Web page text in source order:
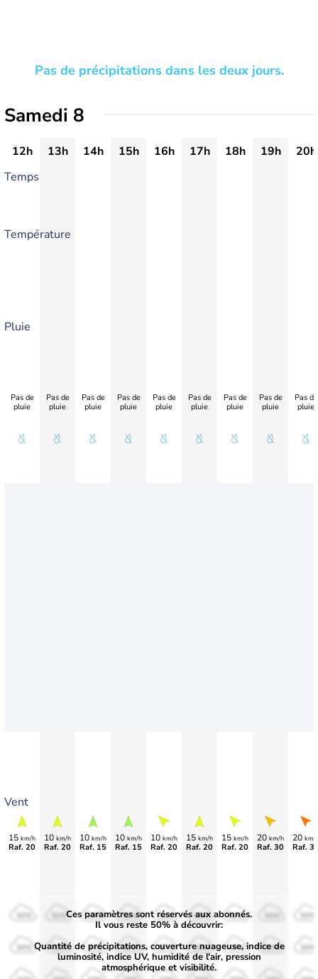
Pas de précipitations dans les deux jours.
Samedi 8
12h 13h 14h 15h 16h 17h 18h 19h
20h
Temps
Température
Pluie
Vent
Pas de
pluie
15 km/h
Raf. 20
Pas de
pluie
10 km/h
Raf. 20
Pas de
pluie
10 km/h
Raf. 15
Pas de
pluie
10 km/h
Raf. 15
Pas de
pluie
10 km/h
Raf. 20
Pas de
pluie
15 km/h
Raf. 20
Pas de
pluie
15 km/h
Raf. 20
Pas de
pluie
20 km/h
Raf. 30
Pas de
pluie
20 km/
Raf.
50%
30%
50%
30%
50%
30%
50%
30%
50%
30%
50%
30%
50%
30% 30% 30%
Ces paramètres sont réservés aux abonnés.
Il vous reste 50% à découvrir:
Quantité de précipitations, couverture nuageuse, indice de
luminosité, indice UV, humidité de l'air, pression
atmosphérique et visibilité.